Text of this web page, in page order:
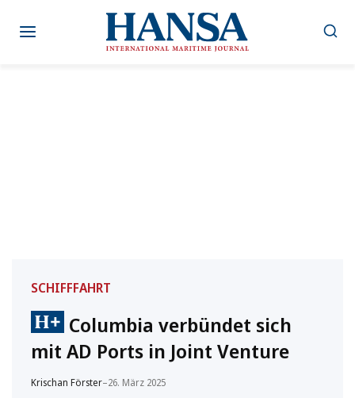
Inhalt
SCHIFFFAHRT
Columbia verbündet sich
mit AD Ports in Joint Venture
Krischan Förster–26. März 2025